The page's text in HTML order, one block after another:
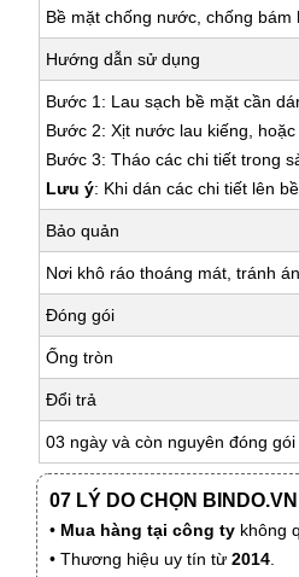
Bề mặt chống nước, chống bám
Hướng dẫn sử dụng
Bước 1: Lau sạch bề mặt cần
Bước 2: Xịt nước lau kiếng,
Bước 3: Tháo các chi tiết trong
Lưu ý: Khi dán các chi tiết lên
Bảo quản
Nơi khô ráo thoáng mát, tránh
Đóng gói
Ống tròn
Đổi trả
03 ngày và còn nguyên đóng
07 LÝ DO CHỌN BINDO.VN
• Mua hàng tại công ty không
• Thương hiệu uy tín từ 2014.